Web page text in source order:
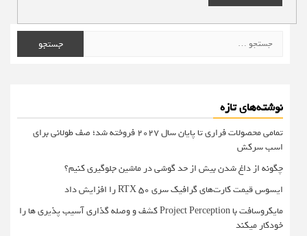
برای:
نوشته‌های تازه
تمامی محصولات فراری تا پایان سال ۲۰۲۷ فروخته شد؛ صف طولانی برای
اسب سرکش
چگونه از داغ شدن بیش از حد گوشی در ماشین جلوگیری کنیم؟
ایسوس قیمت کارت‌های گرافیک سری RTX 50 را افزایش داد
مایکروسافت با Project Perception کشف و وصله گذاری آسیب پذیری ها را
خودکار میکند